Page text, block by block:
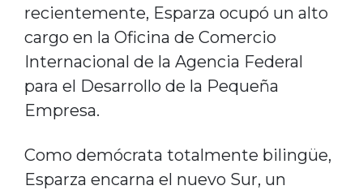
recientemente, Esparza ocupó un alto
cargo en la Oficina de Comercio
Internacional de la Agencia Federal
para el Desarrollo de la Pequeña
Empresa.
Como demócrata totalmente bilingüe,
Esparza encarna el nuevo Sur, un